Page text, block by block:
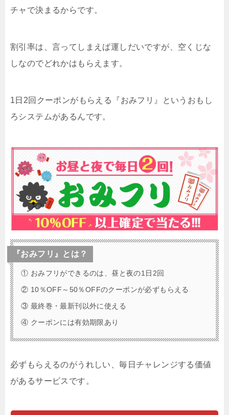
チャで決まるからです。
割引率は、言ってしまえば運しだいですが、空くじな
しなのでどれかはもらえます。
1日2回クーポンがもらえる『おみフリ』というおもし
ろシステムがあるんです。
『おみフリ』とは？
① おみフリができるのは、昼と夜の1日2回
② 10％OFF～50％OFFのクーポンが必ずもらえる
③ 最終巻・最新刊以外に使える
④ クーポンには有効期限あり
必ずもらえるのがうれしい、毎日チャレンジする価値
があるサービスです。